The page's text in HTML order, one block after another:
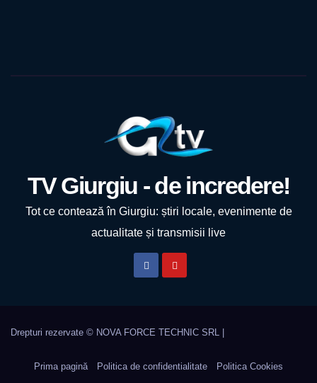
TV Giurgiu - de incredere!
Tot ce contează în Giurgiu: știri locale, evenimente de
actualitate și transmisii live
Prima pagină Politica de confidentialitate Politica Cookies